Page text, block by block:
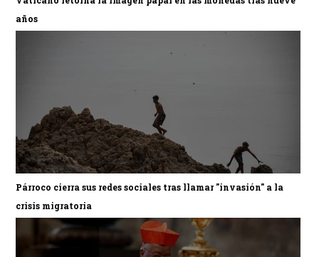
años
Párroco cierra sus redes sociales tras llamar "invasión" a la
crisis migratoria